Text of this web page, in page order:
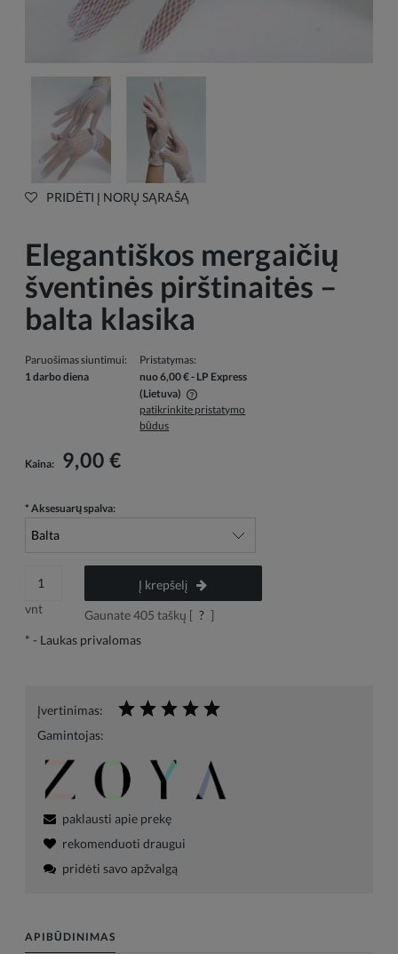
PRIDĖTI Į NORŲ SĄRAŠĄ
Elegantiškos mergaičių
šventinės pirštinaitės –
balta klasika
Paruošimas siuntimui:
1 darbo diena
Pristatymas:
nuo 6,00 €- LP Express
(Lietuva)
Į kainą neįskaičiuotos galimos mokėjimo išlaidos
patikrinkite pristatymo
būdus
Kaina: 9,00 €
* Aksesuarų spalva:
vnt
Į krepšelį
Gaunate405 taškų [ ? ]
* - Laukas privalomas
Įvertinimas:
Gamintojas:
paklausti apie prekę
rekomenduoti draugui
pridėti savo apžvalgą
APIBŪDINIMAS